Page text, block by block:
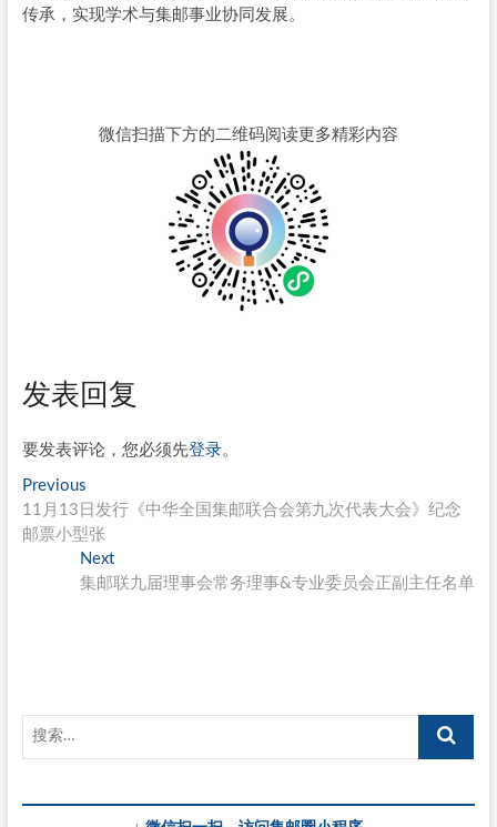
传承，实现学术与集邮事业协同发展。
微信扫描下方的二维码阅读更多精彩内容
发表回复
要发表评论，您必须先登录。
文
章
PreviousPrevious
post:
11月13日发行《中华全国集邮联合会第九次代表大会》纪念
邮票小型张
NextNext
post:
集邮联九届理事会常务理事&专业委员会正副主任名单